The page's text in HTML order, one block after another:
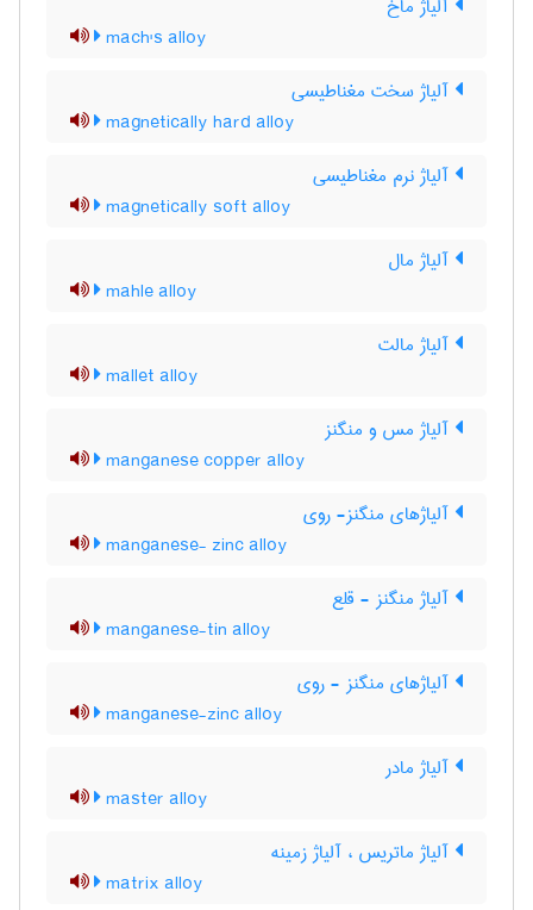
آلیاژ ماخ
mach's alloy
آلیاژ سخت مغناطیسی
magnetically hard alloy
آلیاژ نرم مغناطیسی
magnetically soft alloy
آلیاژ مال
mahle alloy
آلیاژ مالت
mallet alloy
آلیاژ مس و منگنز
manganese copper alloy
آلیاژهای منگنز- روی
manganese- zinc alloy
آلیاژ منگنز - قلع
manganese-tin alloy
آلیاژهای منگنز - روی
manganese-zinc alloy
آلیاژ مادر
master alloy
آلیاژ ماتریس ، آلیاژ زمینه
matrix alloy